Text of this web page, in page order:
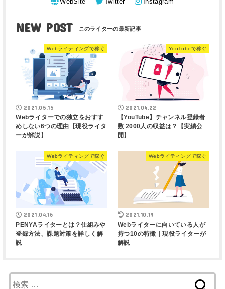
NEW POST
Webライティングで稼ぐ
2021.05.15
Webライターでの独立をおすす
めしない6つの理由【現役ライタ
ーが解説】
YouTubeで稼ぐ
2021.04.22
【YouTube】チャンネル登録者
数 2000人の収益は？【実績公
開】
Webライティングで稼ぐ
2021.04.16
PENYAライターとは？仕組みや
登録方法、課題対策を詳しく解
説
Webライティングで稼ぐ
2021.10.19
Webライターに向いている人が
持つ10の特徴｜現役ライターが
解説